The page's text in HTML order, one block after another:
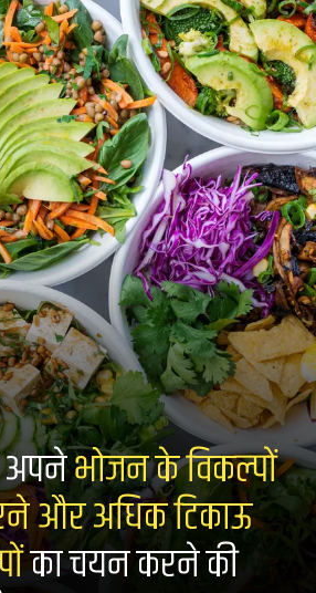
अपनेभोजन के विकल्पों
और अधिक टिकाऊ
का चयन करने की